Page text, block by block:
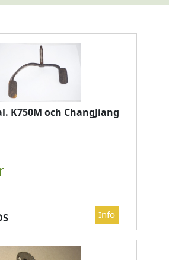
K750M och ChangJiang